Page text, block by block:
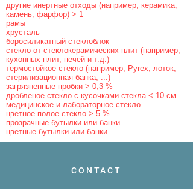
другие инертные отходы (например, керамика,
камень, фарфор) > 1
рамы
хрусталь
боросиликатный стеклоблок
стекло от стеклокерамических плит (например,
кухонных плит, печей и т.д.)
термостойкое стекло (например, Pyrex, лоток,
стерилизационная банка, ...)
загрязненные пробки > 0,3 %
дробленое стекло с кусочками стекла < 10 см
медицинское и лабораторное стекло
цветное полое стекло > 5 %
прозрачные бутылки или банки
цветные бутылки или банки
CONTACT